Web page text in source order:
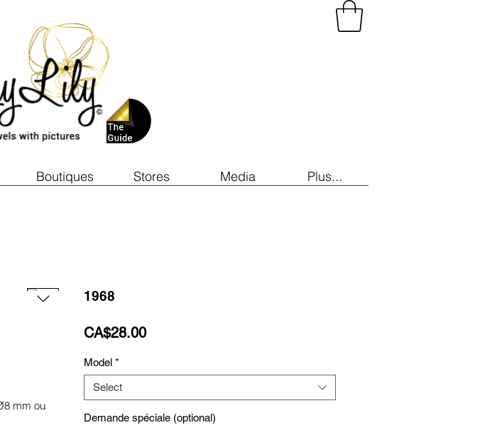
Boutiques Stores Media Plus...
mm ou
1968
CA$28.00Price
Model *
Select
Demande spéciale (optional)